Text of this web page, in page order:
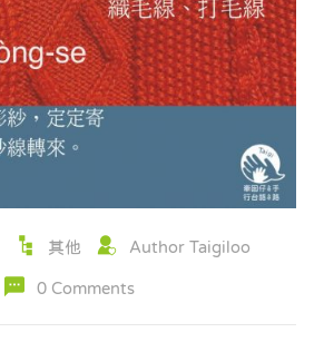
其他 Author Taigiloo
0 Comments